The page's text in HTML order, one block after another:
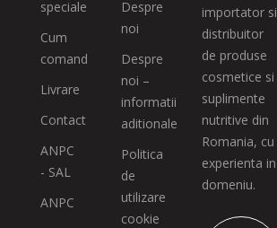
speciale
Cum
comand
Livrare
Contact
ANPC
- SAL
ANPC
Despre
noi
Despre
noi –
informatii
aditionale
Politica
de
utilizare
cookie
importator si
distribuitor
de produse
cosmetice si
suplimente
nutritive din
Romania, cu
experienta in
domeniu.